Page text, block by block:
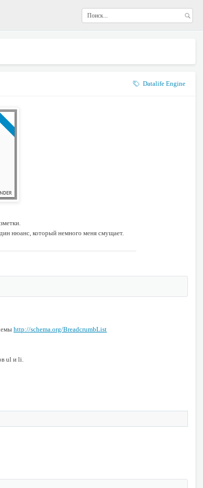
Datalife Engine
нюанс, который немного меня смущает.
http://schema.org/BreadcrumbList
ul и li.